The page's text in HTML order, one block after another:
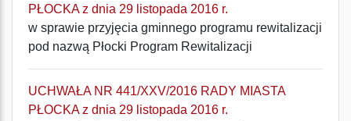
PŁOCKA z dnia 29 listopada 2016 r.
w sprawie przyjęcia gminnego programu rewitalizacji
pod nazwą Płocki Program Rewitalizacji
UCHWAŁA NR 441/XXV/2016 RADY MIASTA
PŁOCKA z dnia 29 listopada 2016 r.